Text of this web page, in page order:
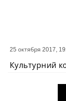
СОБЫТИЕ
25 октября 2017,
Культурний